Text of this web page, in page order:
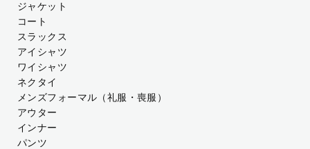
ジャケット
コート
スラックス
アイシャツ
ワイシャツ
ネクタイ
メンズフォーマル （礼服・喪服）
アウター
インナー
パンツ